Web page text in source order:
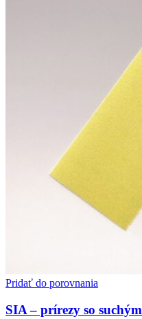
Pridať do porovnania
SIA – prírezy so